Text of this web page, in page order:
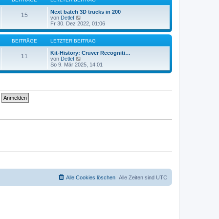
r
a
t
e
B
e
i
t
r
a
15
Next batch 3D trucks in 200
von Detlef
e
u
e
s
t
e
B
e
Fr 30. Dez 2022, 01:06
BEITRÄGE LETZTER BEITRAG
11
Kit-History: Cruver Recogniti…
von Detlef
e
u
So 9. Mär 2025, 14:01
Alle Zeiten sind UTC
Alle Cookies löschen